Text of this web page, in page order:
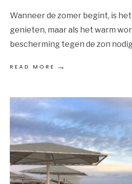
Wanneer de zomer begint, is
genieten, maar als het warm
bescherming tegen de zon
READ MORE →